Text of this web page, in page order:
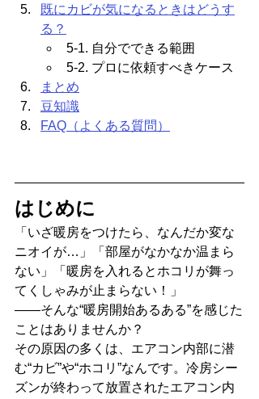
既にカビが気になるときはどうす
る？
5-1. 自分でできる範囲
5-2. プロに依頼すべきケース
まとめ
豆知識
FAQ（よくある質問）
はじめに
「いざ暖房をつけたら、なんだか変な
ニオイが…」「部屋がなかなか温まら
ない」「暖房を入れるとホコリが舞っ
てくしゃみが止まらない！」
――そんな“暖房開始あるある”を感じた
ことはありませんか？
その原因の多くは、エアコン内部に潜
む“カビ”や“ホコリ”なんです。冷房シー
ズンが終わって放置されたエアコン内